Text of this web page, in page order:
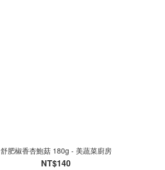
舒肥椒香杏鮑菇 180g - 美蔬菜廚房
NT$140